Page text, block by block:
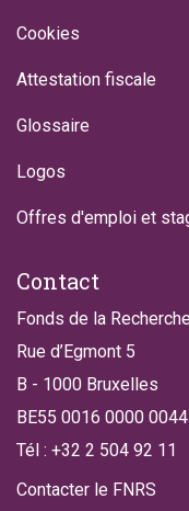
Cookies
Attestation fiscale
Glossaire
Logos
Offres d'emploi et
Contact
Fonds de la
Rue d’Egmont 5
B - 1000 Bruxelles
BE55 0016 0000 0044
Tél : +32 2 504 92 11
Contacter le FNRS